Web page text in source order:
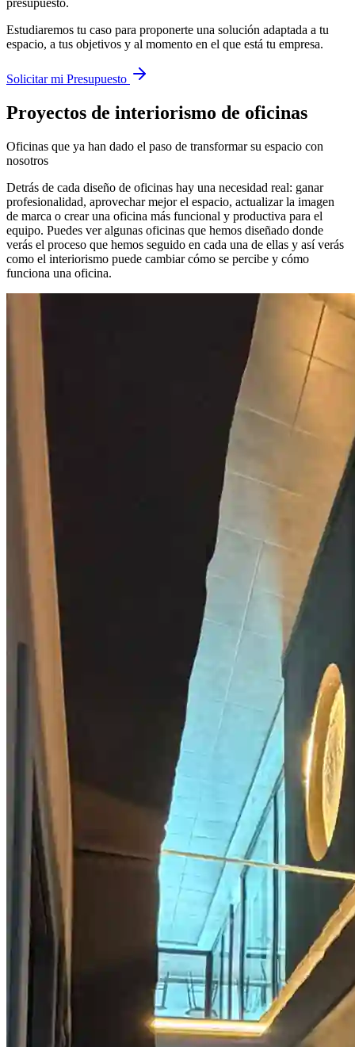
presupuesto.
Estudiaremos tu caso para proponerte una solución adaptada a tu
espacio, a tus objetivos y al momento en el que está tu empresa.
Solicitar mi Presupuesto
Proyectos de interiorismo de oficinas
Oficinas que ya han dado el paso de transformar su espacio con
nosotros
Detrás de cada diseño de oficinas hay una necesidad real: ganar
profesionalidad, aprovechar mejor el espacio, actualizar la imagen
de marca o crear una oficina más funcional y productiva para el
equipo. Puedes ver algunas oficinas que hemos diseñado donde
verás el proceso que hemos seguido en cada una de ellas y así verás
como el interiorismo puede cambiar cómo se percibe y cómo
funciona una oficina.